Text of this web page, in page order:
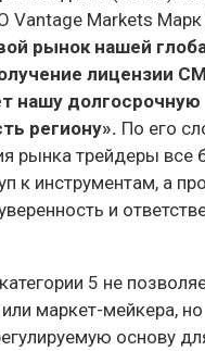
Vantage Markets
рынок нашей
лицензии
нашу долгосрочную
региону». По его
рынка трейдеры все
к инструментам, а
и
5 не
маркет-мейкера, но
основу